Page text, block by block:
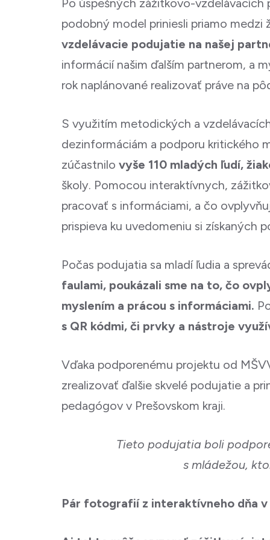
Po úspešných zážitkovo-
podobný model priniesli priamo medzi
vzdelávacie podujatie na našej
informácií našim ďalším partnerom, a
rok naplánované realizovať práve na
S využitím metodických a
dezinformáciám a podporu kritického
zúčastnilo vyše 110 mladých ľudí,
školy. Pomocou interaktívnych,
pracovať s informáciami, a čo
prispieva ku uvedomeniu si získaných
Počas podujatia sa mladí ľudia a
faulami, poukázali sme na to, čo
myslením a prácou s informáciami.
s QR kódmi, či prvky a nástroje
Vďaka podporenému projektu od
zrealizovať ďalšie skvelé podujatie a
pedagógov v Prešovskom kraji.
Tieto podujatia boli
s mládežou,
Pár fotografií z interaktívneho dňa